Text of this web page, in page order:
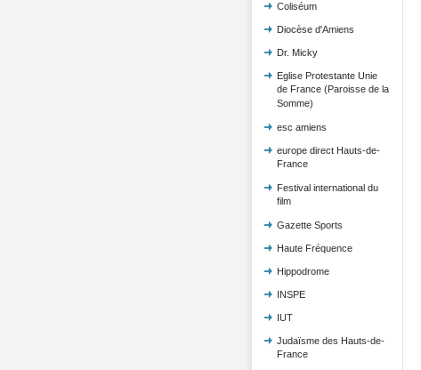
Coliséum
Diocèse d'Amiens
Dr. Micky
Eglise Protestante Unie
de France (Paroisse de la
Somme)
esc amiens
europe direct Hauts-de-
France
Festival international du
film
Gazette Sports
Haute Fréquence
Hippodrome
INSPE
IUT
Judaïsme des Hauts-de-
France